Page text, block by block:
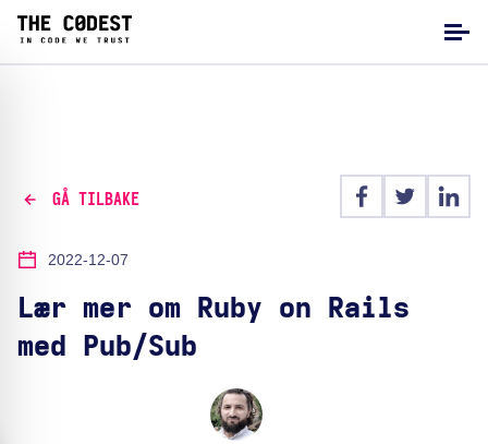
GÅ TILBAKE
2022-12-07
Lær mer om Ruby on Rails
med Pub/Sub